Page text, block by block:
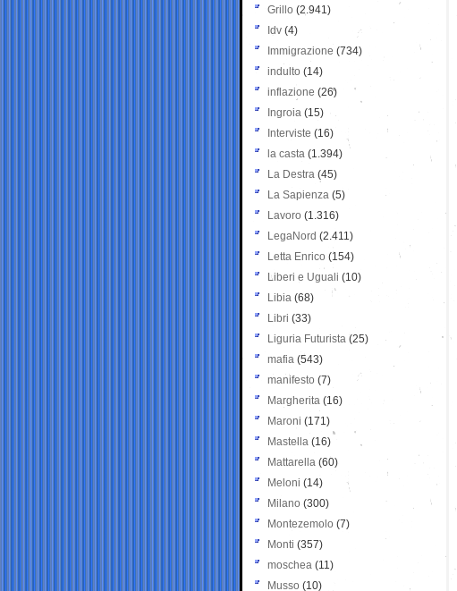
Grillo (2.941)
Idv (4)
Immigrazione (734)
indulto (14)
inflazione (26)
Ingroia (15)
Interviste (16)
la casta (1.394)
La Destra (45)
La Sapienza (5)
Lavoro (1.316)
LegaNord (2.411)
Letta Enrico (154)
Liberi e Uguali (10)
Libia (68)
Libri (33)
Liguria Futurista (25)
mafia (543)
manifesto (7)
Margherita (16)
Maroni (171)
Mastella (16)
Mattarella (60)
Meloni (14)
Milano (300)
Montezemolo (7)
Monti (357)
moschea (11)
Musso (10)